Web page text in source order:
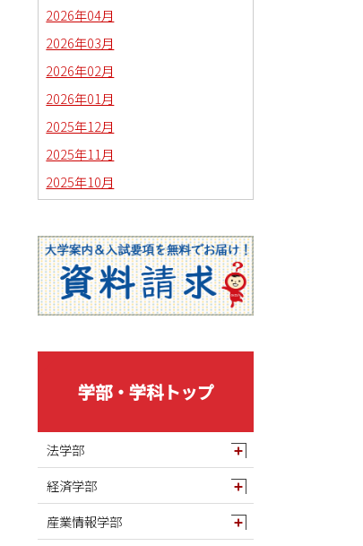
2026年04月
2026年03月
2026年02月
2026年01月
2025年12月
2025年11月
2025年10月
2025年08月
2025年07月
2025年06月
2025年05月
2025年04月
2025年02月
2025年01月
2024年12月
2024年11月
2024年10月
学部・学科トップ
法学部
経済学部
産業情報学部